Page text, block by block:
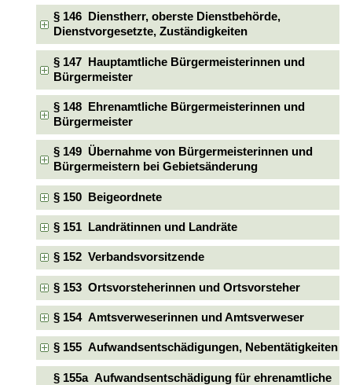
§ 146 Dienstherr, oberste Dienstbehörde,
Dienstvorgesetzte, Zuständigkeiten
§ 147 Hauptamtliche Bürgermeisterinnen und
Bürgermeister
§ 148 Ehrenamtliche Bürgermeisterinnen und
Bürgermeister
§ 149 Übernahme von Bürgermeisterinnen und
Bürgermeistern bei Gebietsänderung
§ 150 Beigeordnete
§ 151 Landrätinnen und Landräte
§ 152 Verbandsvorsitzende
§ 153 Ortsvorsteherinnen und Ortsvorsteher
§ 154 Amtsverweserinnen und Amtsverweser
§ 155 Aufwandsentschädigungen, Nebentätigkeiten
§ 155a Aufwandsentschädigung für ehrenamtliche